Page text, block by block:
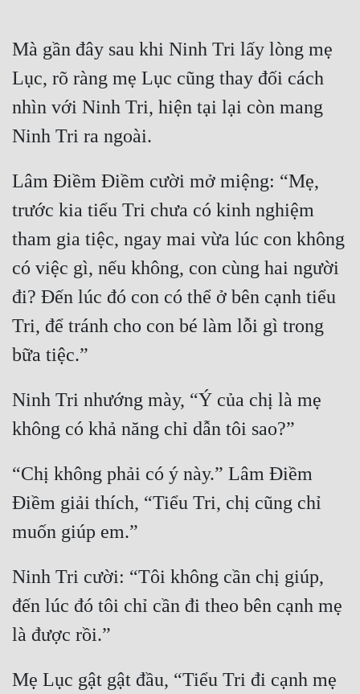
Mà gần đây sau khi Ninh Tri lấy lòng mẹ
Lục, rõ ràng mẹ Lục cũng thay đối cách
nhìn với Ninh Tri, hiện tại lại còn mang
Ninh Tri ra ngoài.
Lâm Điềm Điềm cười mở miệng: “Mẹ,
trước kia tiểu Tri chưa có kinh nghiệm
tham gia tiệc, ngay mai vừa lúc con không
có việc gì, nếu không, con cùng hai người
đi? Đến lúc đó con có thể ở bên cạnh tiểu
Tri, để tránh cho con bé làm lỗi gì trong
bữa tiệc.”
Ninh Tri nhướng mày, “Ý của chị là mẹ
không có khả năng chỉ dẫn tôi sao?”
“Chị không phải có ý này.” Lâm Điềm
Điềm giải thích, “Tiểu Tri, chị cũng chỉ
muốn giúp em.”
Ninh Tri cười: “Tôi không cần chị giúp,
đến lúc đó tôi chỉ cần đi theo bên cạnh mẹ
là được rồi.”
Mẹ Lục gật gật đầu, “Tiểu Tri đi cạnh mẹ